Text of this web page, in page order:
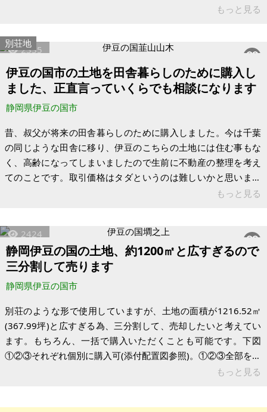
いる方、自然が好きな人方、草刈りが苦にならない方、お考え
入れます。リフォームは可能ですが、立替えは不可です。最寄
りの駅から徒歩20分くらいかかります。伊豆の国市は高校生ま
で医療費が無料です。東京へは三島からひかりで45分です。
【物件概要】※古屋付土地（現状渡し）となります 場所:静岡県
伊豆の国市 土地:駐車場
もっと見る
2335
別荘地
伊豆の国市の土地を田舎暮らしのために購入し
ました、正直言っていくらでも相談になります
静岡県伊豆の国市
昔、叔父が将来の田舎暮らしのために購入しました。今は千葉
の同じような田舎に移り、伊豆のこちらの土地には住む事もな
く、高齢になってしまいましたので生前に不動産の整理を考え
てのことです。取引価格はタダというのは難しいかと思います
が、正直言っていくらでも相談になります。お引き渡しの時期
地内には温泉が引ける権利も付いています。南側には小川も流
れていて、それが叔父も気に入って購入したようです。デメリ
ットは道路から南傾斜で落ちており、傾斜を利用しての建築に
なるため、建築費は掛かる可能性があり
もっと見る
2424
静岡伊豆の国の土地、約1200㎡と広すぎるので
三分割して売ります
静岡県伊豆の国市
別荘のような形で使用していますが、土地の面積が1216.52㎡
(367.99坪)と広すぎる為、三分割して、売却したいと考えてい
ます。もちろん、一括で購入いただくことも可能です。下図
①②③それぞれ個別に購入可(添付配置図参照)。①②③全部を又
は①②を一括にて購入される場合は、価格面を含め別途相談に
もっと見る